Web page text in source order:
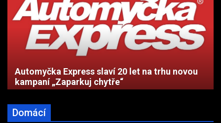
Automyčka Express slaví 20 let na trhu novou
kampaní „Zaparkuj chytře“
Domácí